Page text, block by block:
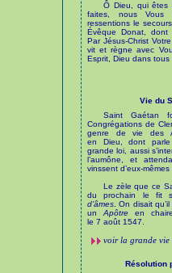
Ô Dieu, qui êtes
faites, nous
ressentions le
Évêque Donat,
Par Jésus-Christ
vit et règne avec
Esprit, Dieu dans tous
Vie du
Saint Gaétan
Congrégations de
genre de vie des
en Dieu, dont parle
grande loi, aussi
l’aumône, et
vinssent d’eux-
Le zèle que ce
du prochain le fit
d’âmes. On disait
unApôtre en
le 7 août 1547.
voir la grande vie
Résolution